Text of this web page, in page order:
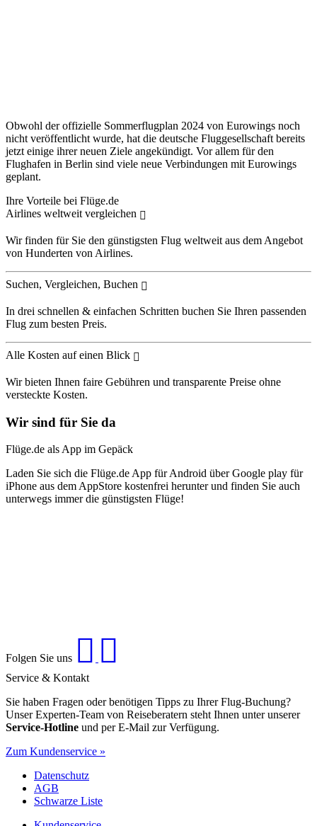
Obwohl der offizielle Sommerflugplan 2024 von Eurowings noch
nicht veröffentlicht wurde, hat die deutsche Fluggesellschaft bereits
jetzt einige ihrer neuen Ziele angekündigt. Vor allem für den
Flughafen in Berlin sind viele neue Verbindungen mit Eurowings
geplant.
Ihre Vorteile bei Flüge.de
Airlines weltweit vergleichen
Wir finden für Sie den günstigsten Flug weltweit aus dem Angebot
von Hunderten von Airlines.
Suchen, Vergleichen, Buchen
In drei schnellen & einfachen Schritten buchen Sie Ihren passenden
Flug zum besten Preis.
Alle Kosten auf einen Blick
Wir bieten Ihnen faire Gebühren und transparente Preise ohne
versteckte Kosten.
Wir sind für Sie da
Flüge.de als App im Gepäck
Laden Sie sich die Flüge.de App für Android über Google play für
iPhone aus dem AppStore kostenfrei herunter und finden Sie auch
unterwegs immer die günstigsten Flüge!
Folgen Sie uns
Service & Kontakt
Sie haben Fragen oder benötigen Tipps zu Ihrer Flug-Buchung?
Unser Experten-Team von Reiseberatern steht Ihnen unter unserer
Service-Hotline und per E-Mail zur Verfügung.
Zum Kundenservice »
Datenschutz
AGB
Schwarze Liste